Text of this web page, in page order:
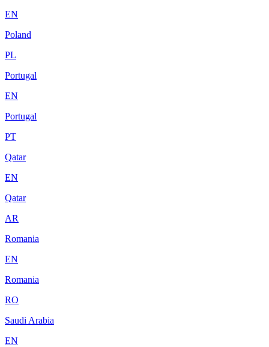
EN
Poland
PL
Portugal
EN
Portugal
PT
Qatar
EN
Qatar
AR
Romania
EN
Romania
RO
Saudi Arabia
EN